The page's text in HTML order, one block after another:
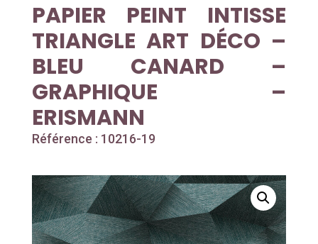
PAPIER PEINT INTISSE
TRIANGLE ART DÉCO –
BLEU CANARD –
GRAPHIQUE –
ERISMANN
Référence : 10216-19